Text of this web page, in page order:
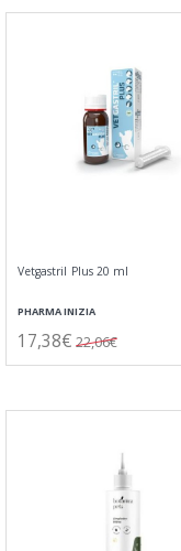
Vetgastril Plus 20 ml
PHARMA INIZIA
17,38€ 22,06€